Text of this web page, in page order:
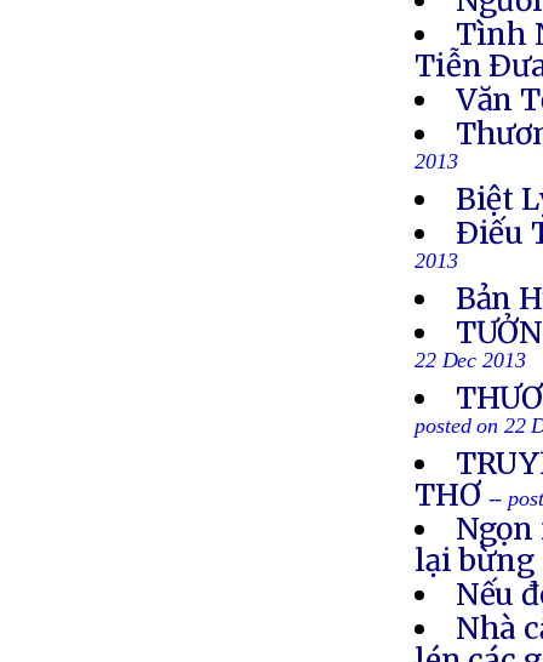
Tình
Tiễn
Văn
2013
Biệt
Ðiếu
2013
Bản
22 Dec 2013
posted on 22
THƠ --
lại bừng
Nếu
Nhà